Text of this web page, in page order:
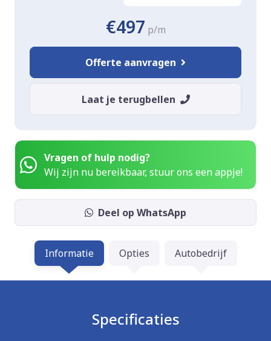
€497 p/m
Offerte aanvragen
Laat je terugbellen
Vragen of hulp nodig?
Wij zijn nu bereikbaar, stuur ons een appje!
Deel op WhatsApp
Informatie Opties Autobedrijf
Specificaties